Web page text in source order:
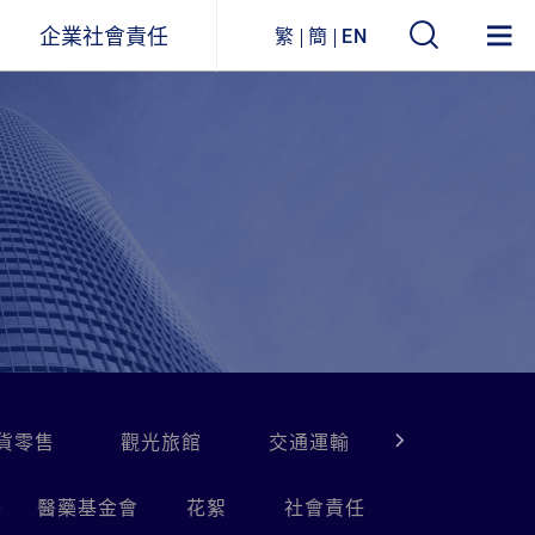
事業關聯圖
企業列表
企業社會責任
遠東ESG
環境永續
社會參與
公司治理
企業永續報告書
獲獎與肯定
繁 簡 EN
零售 觀光旅館 交通運輸
醫藥基金會 花絮 社會責任